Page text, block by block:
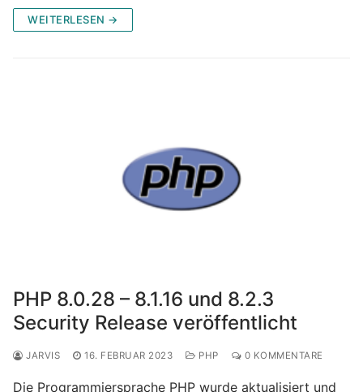
WEITERLESEN →
PHP 8.0.28 – 8.1.16 und 8.2.3
Security Release veröffentlicht
JARVIS 16. FEBRUAR 2023 PHP 0 KOMMENTARE
Die Programmiersprache PHP wurde aktualisiert und